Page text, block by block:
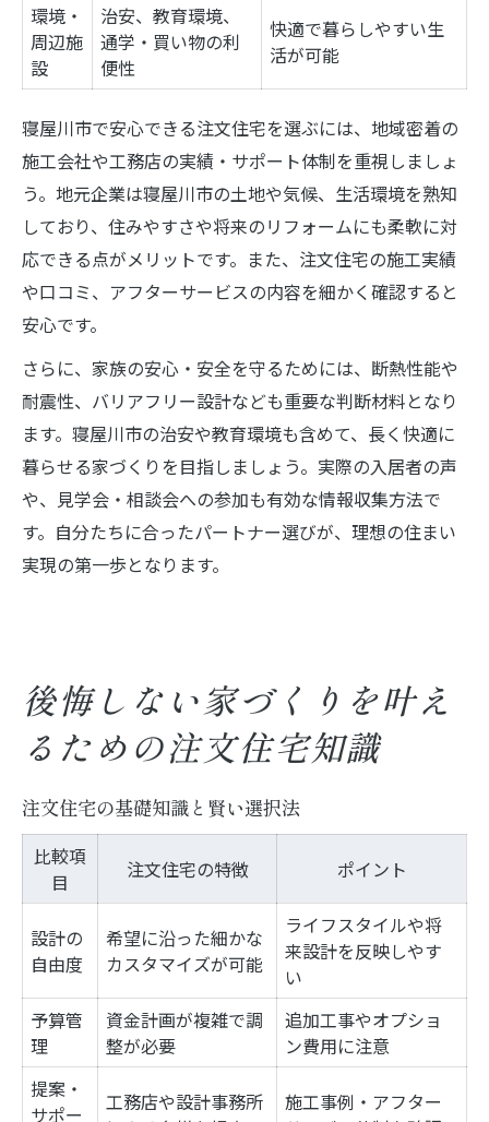
環境・
周辺施
設
治安、教育環境、
通学・買い物の利
便性
快適で暮らしやすい生
活が可能
寝屋川市で安心できる注文住宅を選ぶには、地域密着の
施工会社や工務店の実績・サポート体制を重視しましょ
う。地元企業は寝屋川市の土地や気候、生活環境を熟知
しており、住みやすさや将来のリフォームにも柔軟に対
応できる点がメリットです。また、注文住宅の施工実績
や口コミ、アフターサービスの内容を細かく確認すると
安心です。
さらに、家族の安心・安全を守るためには、断熱性能や
耐震性、バリアフリー設計なども重要な判断材料となり
ます。寝屋川市の治安や教育環境も含めて、長く快適に
暮らせる家づくりを目指しましょう。実際の入居者の声
や、見学会・相談会への参加も有効な情報収集方法で
す。自分たちに合ったパートナー選びが、理想の住まい
実現の第一歩となります。
後悔しない家づくりを叶え
るための注文住宅知識
注文住宅の基礎知識と賢い選択法
比較項
目
注文住宅の特徴 ポイント
設計の
自由度
希望に沿った細かな
カスタマイズが可能
ライフスタイルや将
来設計を反映しやす
い
予算管
理
資金計画が複雑で調
整が必要
追加工事やオプショ
ン費用に注意
提案・
サポー
工務店や設計事務所
施工事例・アフター